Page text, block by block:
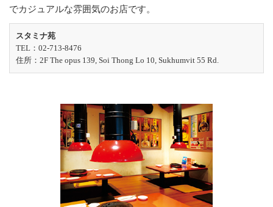
でカジュアルな雰囲気のお店です。
スタミナ苑
TEL：02-713-8476
住所：2F The opus 139, Soi Thong Lo 10, Sukhumvit 55 Rd.